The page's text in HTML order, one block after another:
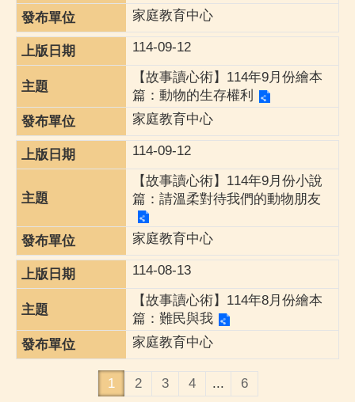
家庭教育中心
114-09-12
【故事讀心術】114年9月份繪本
篇：動物的生存權利
家庭教育中心
114-09-12
【故事讀心術】114年9月份小說
篇：請溫柔對待我們的動物朋友
家庭教育中心
114-08-13
【故事讀心術】114年8月份繪本
篇：難民與我
家庭教育中心
1 2 3 4 ... 6